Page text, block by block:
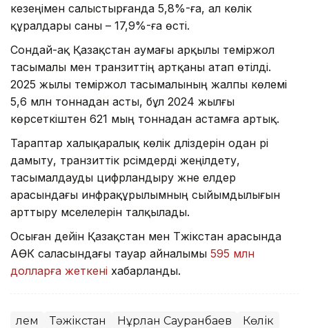
кезеңімен салыстырғанда 5,8%-ға, ал көлік
құралдары саны – 17,9%-ға өсті.
Сондай-ақ Қазақстан аумағы арқылы теміржол
тасымалы мен транзиттің артқаны атап өтілді.
2025 жылы теміржол тасымалының жалпы көлемі
5,6 млн тоннадан асты, бұл 2024 жылғы
көрсеткіштен 621 мың тоннадан астамға артық.
Тараптар халықаралық көлік дәліздерін одан әрі
дамыту, транзиттік рәсімдерді жеңілдету,
тасымалдауды цифрландыру және елдер
арасындағы инфрақұрылымның сыйымдылығын
арттыру мәселелерін талқылады.
Осыған дейін Қазақстан мен Тәжікстан арасында
АӨК саласындағы тауар айналымы 595 млн
долларға жеткені хабарланды.
Әлем Тәжікстан Нұрлан Сауранбаев Көлік